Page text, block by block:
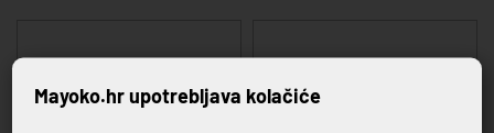
Mayoko.hr upotrebljava kolačiće